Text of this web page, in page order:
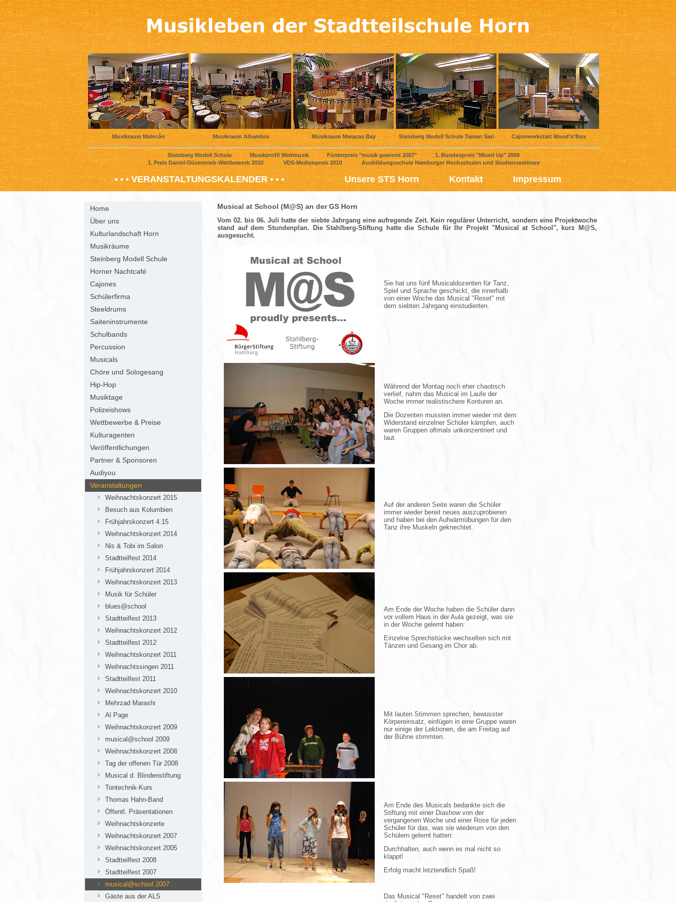
Musikraum Malecón Musikraum Alhambra Musikraum Maracas Bay Steinberg Modell Schule Taman Sari Cajonwerkstatt Wood'n'Box
Steinberg Modell Schule Musikprofil Weltmusik Förderpreis "musik gewinnt 2007" 1. Bundespreis "Mixed Up" 2009
1. Preis Daniel-Düsentrieb-Wettbewerb 2010 VDS-Medienpreis 2010 Ausbildungsschule Hamburger Hochschulen und Studienseminare
• • • VERANSTALTUNGSKALENDER • • • Unsere STS Horn Kontakt Impressum
Home
Über uns
Kulturlandschaft Horn
Musikräume
Steinberg Modell Schule
Horner Nachtcafé
Cajones
Schülerfirma
Steeldrums
Saiteninstrumente
Schulbands
Percussion
Musicals
Chöre und Sologesang
Hip-Hop
Musiktage
Polizeishows
Wettbewerbe & Preise
Kulturagenten
Veröffentlichungen
Partner & Sponsoren
Audiyou
Veranstaltungen
Weihnachtskonzert 2015
Besuch aus Kolumbien
Frühjahrskonzert 4.15
Weihnachtskonzert 2014
Nis & Tobi im Salon
Stadtteilfest 2014
Frühjahrskonzert 2014
Weihnachtskonzert 2013
Musik für Schüler
blues@school
Stadtteilfest 2013
Weihnachtskonzert 2012
Stadtteilfest 2012
Weihnachtskonzert 2011
Weihnachtssingen 2011
Stadtteilfest 2011
Weihnachtskonzert 2010
Mehrzad Marashi
Al Page
Weihnachtskonzert 2009
musical@school 2009
Weihnachtskonzert 2008
Tag der offenen Tür 2008
Musical d. Blindenstiftung
Tontechnik-Kurs
Thomas Hahn-Band
Öffentl. Präsentationen
Weihnachtskonzerte
Weihnachtskonzert 2007
Weihnachtskonzert 2005
Stadtteilfest 2008
Stadtteilfest 2007
musical@school 2007
Gäste aus der ALS
Musical at School (M@S) an der GS Horn
Vom 02. bis 06. Juli hatte der siebte Jahrgang eine aufregende Zeit. Kein regulärer Unterricht, sondern eine Projektwoche
stand auf dem Stundenplan. Die Stahlberg-Stiftung hatte die Schule für Ihr Projekt "Musical at School", kurz
M@S,
ausgesucht.
Sie hat uns fünf Musicaldozenten für Tanz,
Spiel und Sprache geschickt, die innerhalb
von einer Woche das Musical "Reset" mit
dem siebten Jahrgang einstudierten.
Während der Montag noch eher chaotisch
verlief, nahm das Musical im Laufe der
Woche immer realistischere Konturen an.
Die Dozenten mussten immer wieder mit dem
Widerstand einzelner Schüler kämpfen, auch
waren Gruppen oftmals unkonzentriert und
laut.
Auf der anderen Seite waren die Schüler
immer wieder bereit neues auszuprobieren
und haben bei den Aufwärmübungen für den
Tanz ihre Muskeln geknechtet.
Am Ende der Woche haben die Schüler dann
vor vollem Haus in der Aula gezeigt, was sie
in der Woche gelernt haben:
Einzelne Sprechstücke wechselten sich mit
Tänzen und Gesang im Chor ab.
Mit lauten Stimmen sprechen, bewusster
Körpereinsatz, einfügen in eine Gruppe waren
nur einige der Lektionen, die am Freitag auf
der Bühne stimmten.
Am Ende des Musicals bedankte sich die
Stiftung mit einer Diashow von der
vergangenen Woche und einer Rose für jeden
Schüler für das, was sie wiederum von den
Schülern gelernt hatten:
Durchhalten, auch wenn es mal nicht so
klappt!
Erfolg macht letztendlich Spaß!
Das Musical "Reset" handelt von zwei